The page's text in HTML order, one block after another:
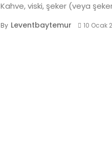
Kahve, viski, şeker (veya
By Leventbaytemur 10 Ocak